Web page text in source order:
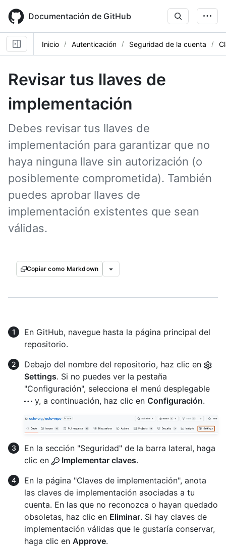
main
content
Documentación de GitHub
Inicio Autenticación Seguridad de la cuenta
Revisar tus llaves de
implementación
Debes revisar tus llaves de
implementación para garantizar que no
haya ninguna llave sin autorización (o
posiblemente comprometida). También
puedes aprobar llaves de
implementación existentes que sean
válidas.
Copiar como Markdown
En GitHub, navegue hasta la página principal del
repositorio.
Debajo del nombre del repositorio, haz clic en
Settings. Si no puedes ver la pestaña
"Configuración", selecciona el menú desplegable
y, a continuación, haz clic en Configuración.
En la sección "Seguridad" de la barra lateral, haga
clic en
Implementar claves.
En la página "Claves de implementación", anota
las claves de implementación asociadas a tu
cuenta. En las que no reconozca o hayan quedado
obsoletas, haz clic en Eliminar. Si hay claves de
implementación válidas que le gustaría conservar,
haga clic en Approve.